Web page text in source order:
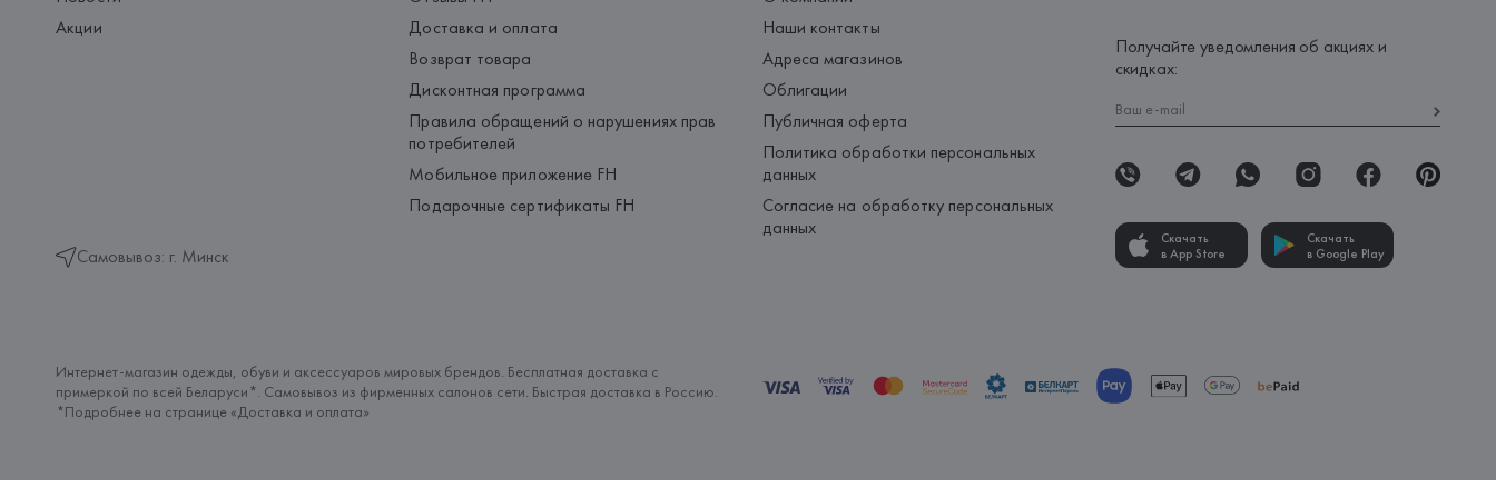
Акции
Самовывоз: г. Минск
Доставка и оплата
Возврат товара
Дисконтная программа
Правила обращений о нарушениях прав
потребителей
Мобильное приложение FH
Подарочные сертификаты FH
Наши контакты
Адреса магазинов
Облигации
Публичная оферта
Политика обработки персональных
данных
Согласие на обработку персональных
данных
Получайте уведомления об акциях и
скидках:
Скачать
в App Store
Скачать
в Google Play
Интернет-магазин одежды, обуви и аксессуаров мировых брендов. Бесплатная доставка с
примеркой по всей Беларуси*. Самовывоз из фирменных салонов сети. Быстрая доставка в Россию.
*Подробнее на странице «Доставка и оплата»